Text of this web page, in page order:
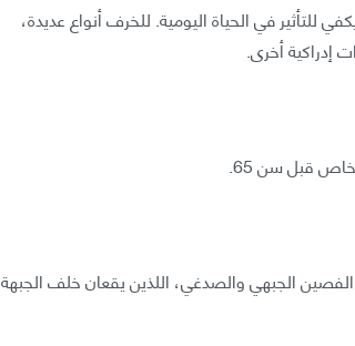
في الحياة اليومية. للخرف أنواع عديدة،
إدراكية أخرى.
قبل سن 65.
الجبهي والصدغي، اللذين يقعان خلف الجبهة